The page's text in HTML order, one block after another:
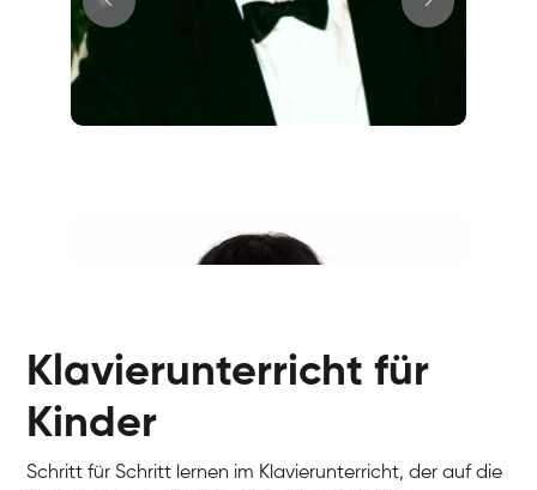
Klavierunterricht für
Kinder
Schritt für Schritt lernen im Klavierunterricht, der auf die